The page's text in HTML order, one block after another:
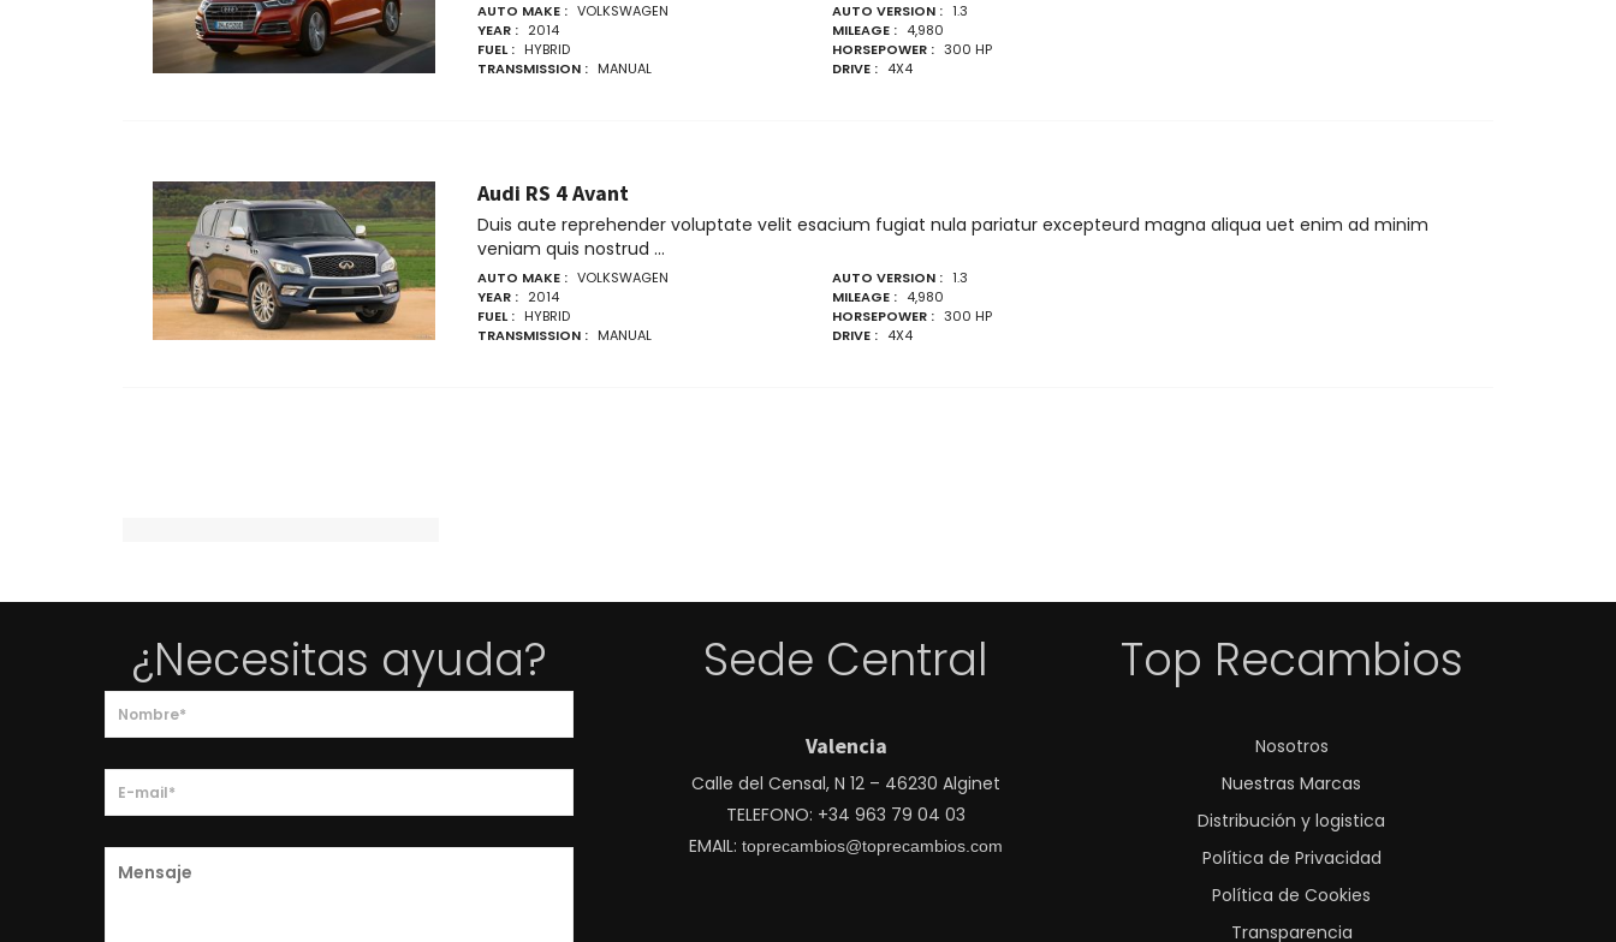
AUTO MAKE : VOLKSWAGEN AUTO VERSION : 1.3
YEAR : 2014 MILEAGE : 4,980
FUEL : HYBRID HORSEPOWER : 300 HP
TRANSMISSION : MANUAL DRIVE : 4X4
Audi RS 4 Avant
Duis aute reprehender voluptate velit esacium fugiat nula pariatur excepteurd magna aliqua uet enim ad minim
veniam quis nostrud ...
AUTO MAKE : VOLKSWAGEN AUTO VERSION : 1.3
YEAR : 2014 MILEAGE : 4,980
FUEL : HYBRID HORSEPOWER : 300 HP
TRANSMISSION : MANUAL DRIVE : 4X4
¿Necesitas ayuda? Sede Central
Valencia
Calle del Censal, N 12 – 46230 Alginet
TELEFONO: +34 963 79 04 03
EMAIL: toprecambios@toprecambios.com
Top Recambios
Nosotros
Nuestras Marcas
Distribución y logistica
Política de Privacidad
Política de Cookies
Transparencia